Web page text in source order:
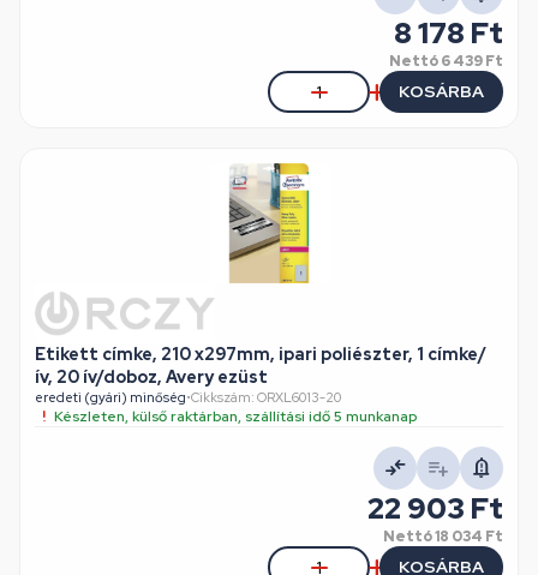
8 178 Ft
Nettó6 439 Ft
KOSÁRBA
Etikett címke, 210 x297mm, ipari poliészter, 1 címke/
ív, 20 ív/doboz, Avery ezüst
eredeti (gyári) minőség•Cikkszám: ORXL6013-20
Készleten, külső raktárban, szállítási idő 5 munkanap
22 903 Ft
Nettó18 034 Ft
KOSÁRBA